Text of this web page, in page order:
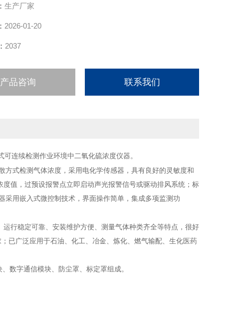
生产厂家
2026-01-20
2037
产品咨询 联系我们
可连续检测作业环境中二氧化硫浓度仪器。
方式检测气体浓度，采用电化学传感器，具有良好的灵敏度和
值，过预设报警点立即启动声光报警信号或驱动排风系统；标
采用嵌入式微控制技术，界面操作简单，集成多项监测功
运行稳定可靠、安装维护方便、测量气体种类齐全等特点，很好
已广泛应用于石油、化工、冶金、炼化、燃气输配、生化医药
数字通信模块、防尘罩、标定罩组成。